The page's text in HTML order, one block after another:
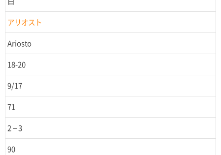
アリオスト
Ariosto
18-20
9/17
71
2 – 3
90